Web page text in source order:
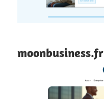
moonbusiness.fr